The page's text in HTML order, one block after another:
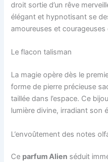
droit sortie d’un rêve
élégant et hypnotisant se
amoureuses et
Le flacon talisman
La magie opère dès le
forme de pierre précieuse
taillée dans l’espace. Ce
lumière divine, irradiant son
L’envoûtement des notes
Ce parfum Alien séduit